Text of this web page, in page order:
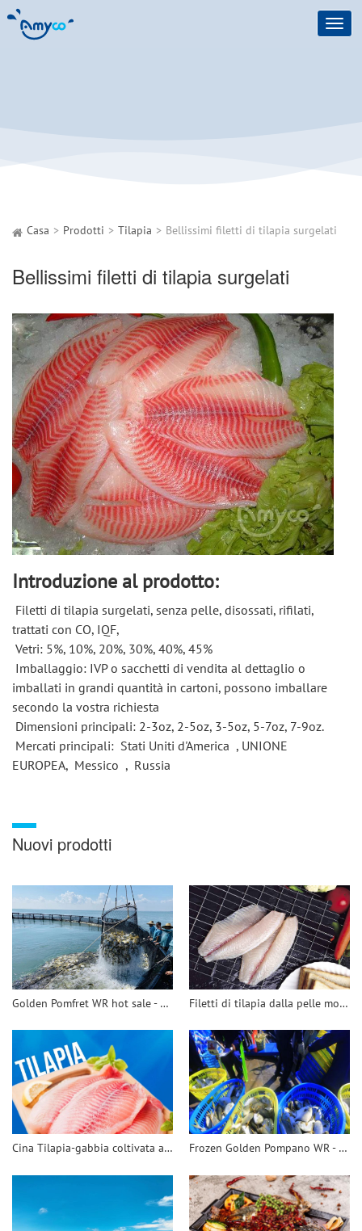
Casa Prodotti Tilapia Bellissimi filetti di tilapia surgelati
Bellissimi filetti di tilapia surgelati
Introduzione al prodotto:
trattati con CO, IQF,
Vetri: 5%, 10%, 20%, 30%, 40%, 45%
imballati in grandi quantità in cartoni, possono imballare
secondo la vostra richiesta
Dimensioni principali: 2-3oz, 2-5oz, 3-5oz, 5-7oz, 7-9oz.
Mercati principali: Stati Uniti d'America , UNIONE
EUROPEA, Messico , Russia
Nuovi prodotti
Golden Pomfret WR hot sale - 翻译中... Filetti di tilapia dalla pelle molto profonda
Cina Tilapia-gabbia coltivata al 100% sicuro e sano Frozen Golden Pompano WR - 翻译中...